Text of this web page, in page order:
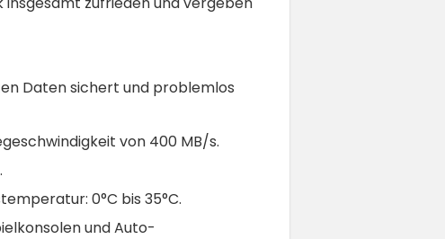
Daten sichert und problemlos
von 400 MB/s.
0°C bis 35°C.
und Auto-